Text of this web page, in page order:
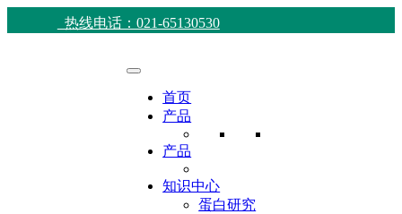
热线电话：021-65130530
首页
产品
产品
知识中心
蛋白研究